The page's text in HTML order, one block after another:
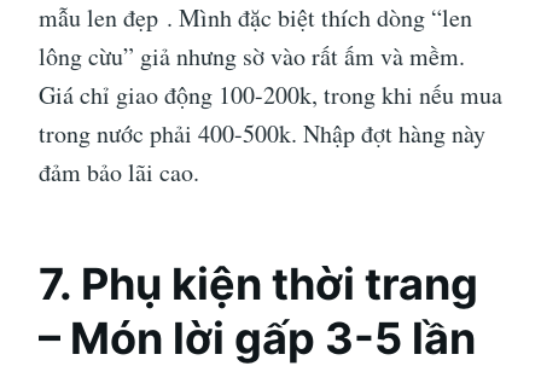
mẫu len đẹp . Mình đặc biệt thích dòng “len
lông cừu” giả nhưng sờ vào rất ấm và mềm.
Giá chỉ giao động 100-200k, trong khi nếu mua
trong nước phải 400-500k. Nhập đợt hàng này
đảm bảo lãi cao.
7. Phụ kiện thời trang
– Món lời gấp 3-5 lần